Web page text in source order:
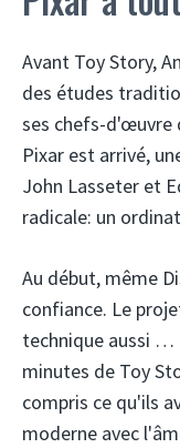
Avant Toy Story,
des études
ses chefs-d'œuvre
Pixar est arrivé,
John Lasseter et
radicale: un
Au début, même
confiance. Le
technique aussi …
minutes de Toy
compris ce qu'ils
moderne avec